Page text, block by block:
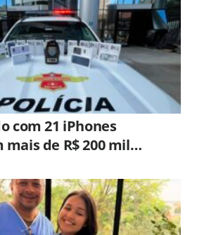
com 21 iPhones
de R$ 200 mil